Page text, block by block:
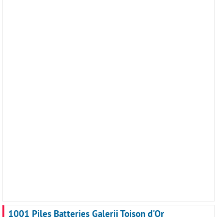
1001 Piles Batteries Galerij Toison d'Or